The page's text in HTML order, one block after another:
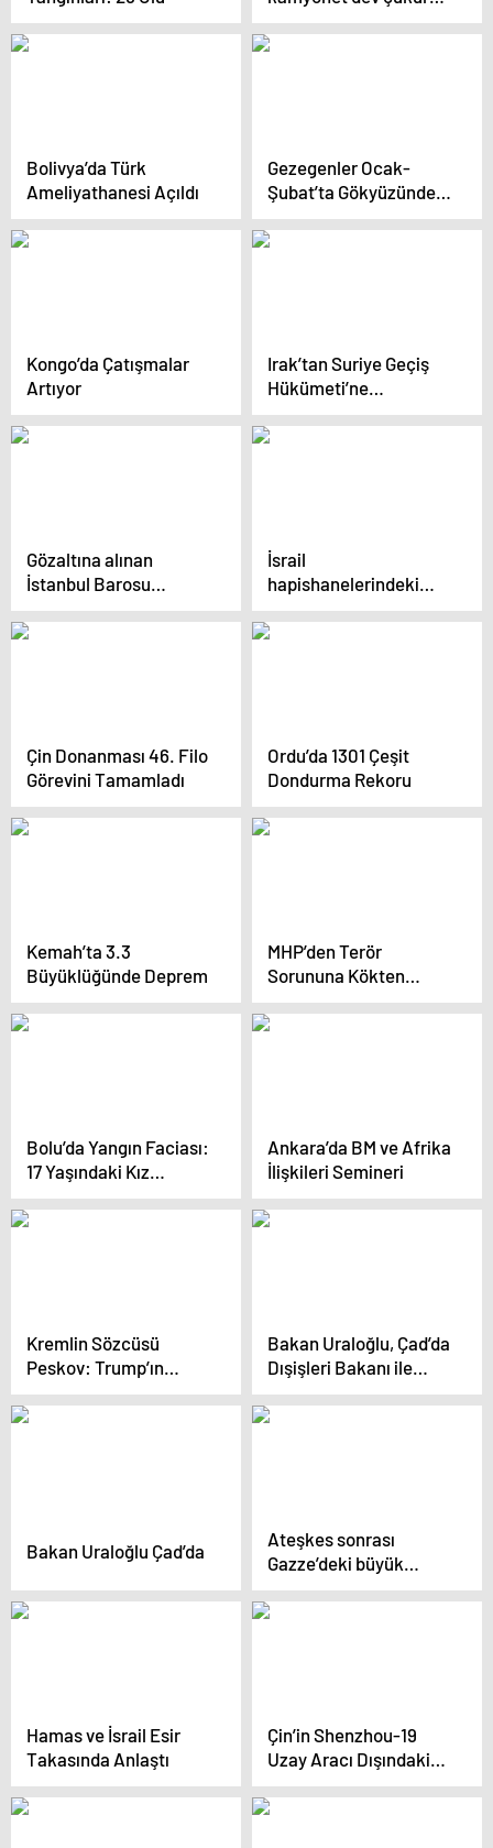
düştü
Bolivya’da Türk
Ameliyathanesi Açıldı
Gezegenler Ocak-
Şubat’ta Gökyüzünde
Bir Arada
Kongo’da Çatışmalar
Artıyor
Irak’tan Suriye Geçiş
Hükümeti’ne
Arabuluculuk Çabası
Gözaltına alınan
İstanbul Barosu
Yönetim Kurulu Üyesi
Avukat Fırat
İsrail
hapishanelerindeki
200 Filistinli serbest
bırakıldı
Çin Donanması 46. Filo
Görevini Tamamladı
Ordu’da 1301 Çeşit
Dondurma Rekoru
Kemah’ta 3.3
Büyüklüğünde Deprem
MHP’den Terör
Sorununa Kökten
Çözüm Çağrısı
Bolu’da Yangın Faciası:
17 Yaşındaki Kız
Kardeşini Kaybeden
Müge’nin Çığlığı
Ankara’da BM ve Afrika
İlişkileri Semineri
Kremlin Sözcüsü
Peskov: Trump’ın
Yaptırım Tehditlerinde
Yeni Bir Unsur Yok
Bakan Uraloğlu, Çad’da
Dışişleri Bakanı ile
Görüştü
Bakan Uraloğlu Çad’da
Ateşkes sonrası
Gazze’deki büyük
enkaz yeniden
gündemde
Hamas ve İsrail Esir
Takasında Anlaştı
Çin’in Shenzhou-19
Uzay Aracı Dışındaki
İkinci Faaliyetleri
Başlıyor